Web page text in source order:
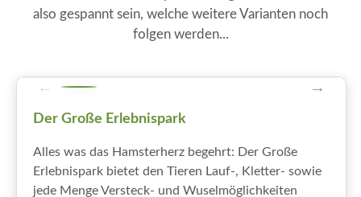
also gespannt sein, welche weitere Varianten noch
folgen werden...
Der Große Erlebnispark
Alles was das Hamsterherz begehrt: Der Große
Erlebnispark bietet den Tieren Lauf-, Kletter- sowie
jede Menge Versteck- und Wuselmöglichkeiten